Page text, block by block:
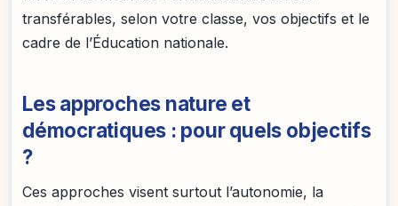
transférables, selon votre classe, vos objectifs et le
cadre de l’Éducation nationale.
Les approches nature et
démocratiques : pour quels objectifs
?
Ces approches visent surtout l’autonomie, la